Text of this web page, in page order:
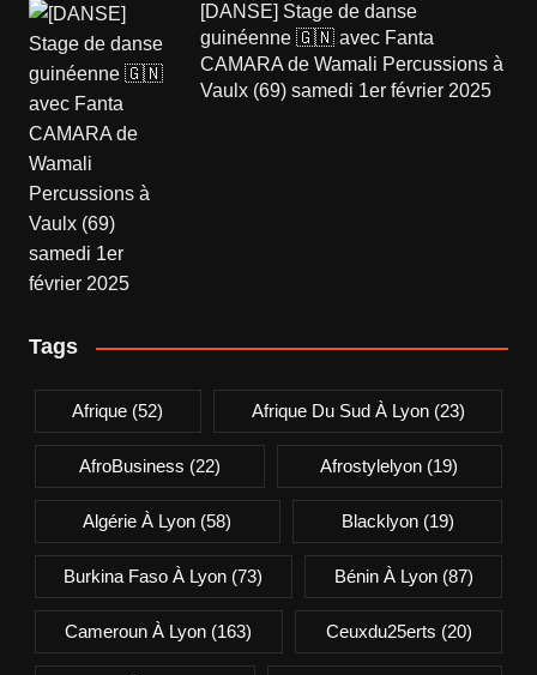
[DANSE] Stage de danse
guinéenne 🇬🇳 avec Fanta
CAMARA de Wamali Percussions à
Vaulx (69) samedi 1er février 2025
Tags
Afrique (52) Afrique Du Sud À Lyon(23)
AfroBusiness (22) Afrostylelyon (19)
Algérie À Lyon (58) Blacklyon(19)
Burkina Faso À Lyon (73) Bénin À Lyon(87)
Cameroun À Lyon (163) Ceuxdu25erts (20)